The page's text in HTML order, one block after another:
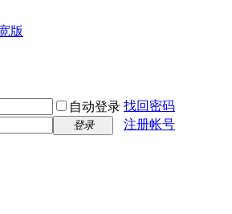
版
自动登录 找回密码
登录 注册帐号